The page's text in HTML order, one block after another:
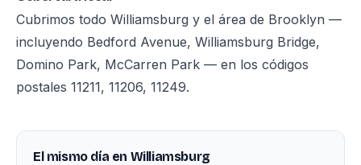
Cubrimos todo Williamsburg y el área de Brooklyn —
incluyendo Bedford Avenue, Williamsburg Bridge,
Domino Park, McCarren Park — en los códigos
postales 11211, 11206, 11249.
El mismo día en Williamsburg